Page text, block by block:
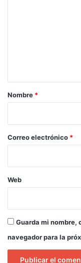
r
*
Nombre *
Correo electrónico *
Web
Guarda mi nombre,
navegador para la